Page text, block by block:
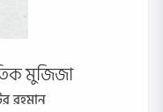
মুজিজা
রহমান